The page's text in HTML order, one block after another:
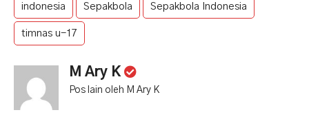
indonesia Sepakbola Sepakbola Indonesia
timnas u-17
M Ary K
Pos lain oleh M Ary K